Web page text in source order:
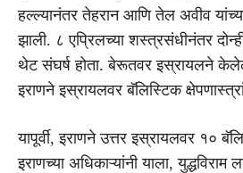
हल्ल्यानंतर तेहरान आणि तेल अवीव
झाली. ८ एप्रिलच्या शस्त्रसंधीनंतर
थेट संघर्ष होता. बेरूतवर इस्रायलने
इराणने इस्रायलवर बॅलिस्टिक
यापूर्वी, इराणने उत्तर इस्रायलवर १०
इराणच्या अधिकाऱ्यांनी याला, युद्धविराम